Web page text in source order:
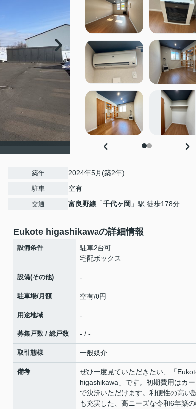
築年 2024年5月(築2年)
駐車 空有
交通 富良野線 「千代ヶ岡 」駅 徒歩178分
Eukote higashikawaの詳細情報
設備条件
駐車2台可
宅配ボックス
設備(その他) -
駐車場/月額 空有/0円
用途地域 -
募集戸数 / 総戸数 - / -
取引態様 一般媒介
備考
ぜひ一度見ていただきたい、「
higashikawa」です。初期費用はカー
で決済いただけます。利便性の高い
も充実した、高ニーズな令和6年築の